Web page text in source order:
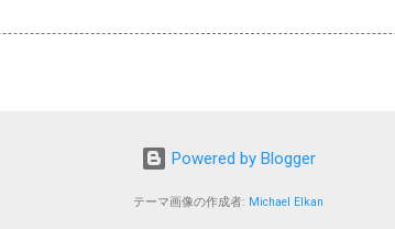
Powered by Blogger
テーマ画像の作成者: Michael Elkan